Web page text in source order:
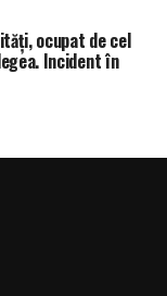
ocupat de cel
Incident în